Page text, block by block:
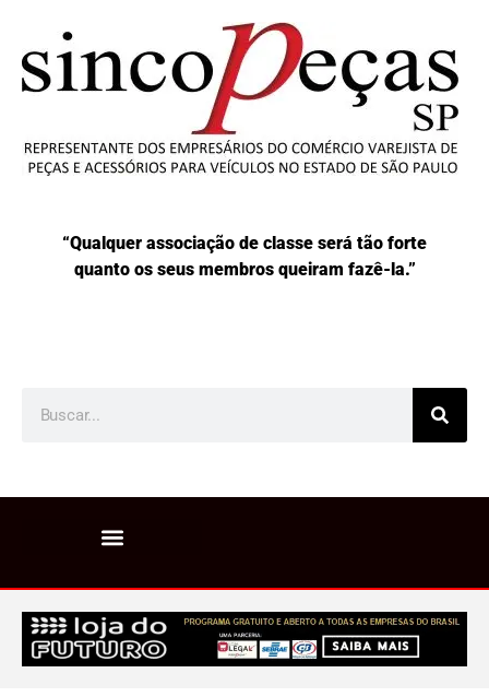
“Qualquer associação de classe será tão forte
quanto os seus membros queiram fazê-la.”